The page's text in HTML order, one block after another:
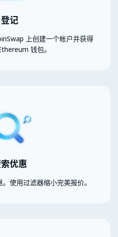
登记
上创建一个帐户并获得
钱包。
优惠
使用过滤器缩小完美报价。